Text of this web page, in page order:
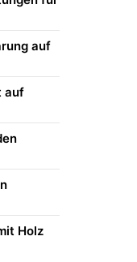
auf
auf
Holz